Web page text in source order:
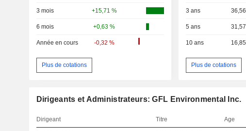
3 mois +15,71 %
6 mois +0,63 %
Année en cours -0,32 %
Plus de cotations
3 ans 36,56
5 ans 31,57
10 ans 16,85
Plus de cotations
Dirigeants et Administrateurs: GFL Environmental Inc.
Dirigeant Titre Age